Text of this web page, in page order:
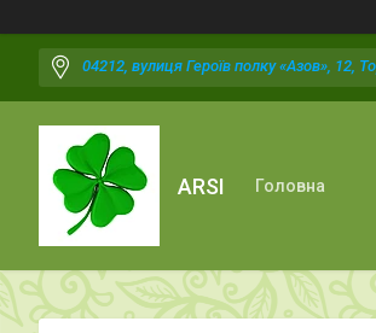
04212, вулиця Героїв полку «Азов», 12,
ARSI Головна